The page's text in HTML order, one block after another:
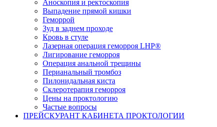
Аноскопия и ректоскопия
Выпадение прямой кишки
Геморрой
Зуд в заднем проходе
Кровь в стуле
Лазерная операция геморроя LHP®
Лигирование геморроя
Операция анальной трещины
Перианальный тромбоз
Пилонидальная киста
Склеротерапия геморроя
Цены на проктологию
Частые вопросы
ПРЕЙСКУРАНТ КАБИНЕТА ПРОКТОЛОГИИ